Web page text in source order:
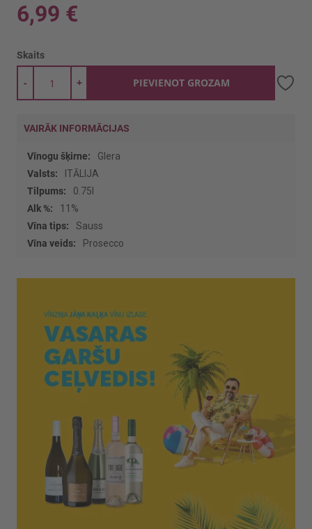
6,99 €
Skaits
+
- PIEVIENOT GROZAM
VAIRĀK INFORMĀCIJAS
Vairāk
informācijas
Glera
ITĀLIJA
0.75l
11%
Sauss
Prosecco